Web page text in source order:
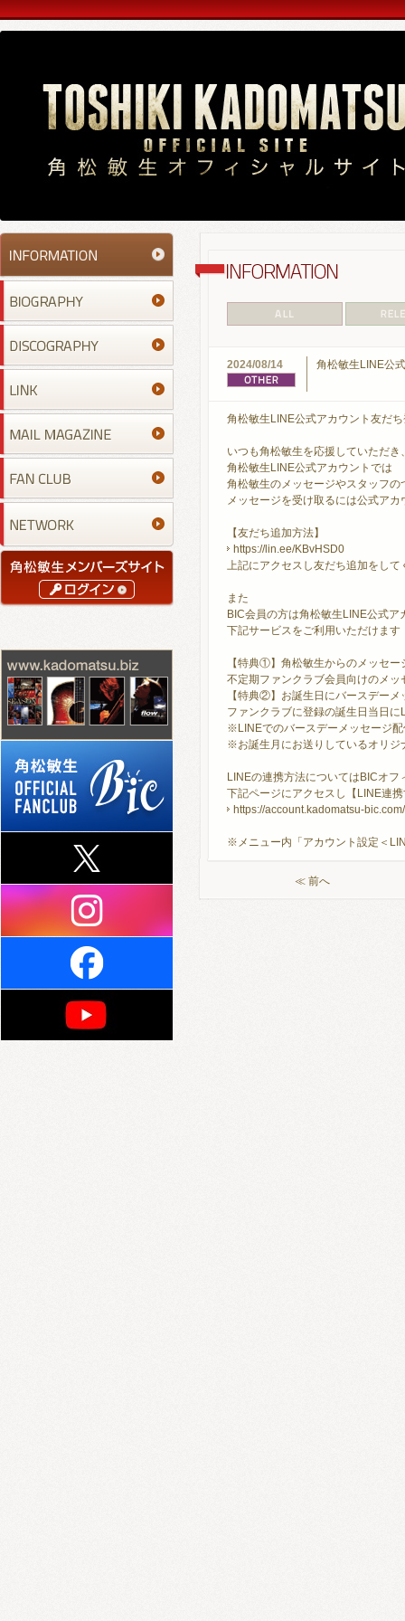
2024/08/14 角松敏生LINE公
角松敏生LINE公式アカウント友だ
いつも角松敏生を応援していただ
角松敏生LINE公式アカウントでは
角松敏生のメッセージやスタッフ
メッセージを受け取るには公式ア
【友だち追加方法】
https://lin.ee/KBvHSD0
上記にアクセスし友だち追加をして
また
BIC会員の方は角松敏生LINE公式
下記サービスをご利用いただけます
【特典①】角松敏生からのメッセー
不定期ファンクラブ会員向けのメ
【特典②】お誕生日にバースデーメ
ファンクラブに登録の誕生日当日
※LINEでのバースデーメッセージ
※お誕生月にお送りしているオリジ
LINEの連携方法についてはBICオ
下記ページにアクセスし【LINE連
https://account.kadomatsu-
※メニュー内「アカウント設定＜
≪ 前へ